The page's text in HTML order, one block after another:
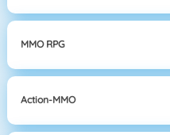
MMO RPG
Action-MMO